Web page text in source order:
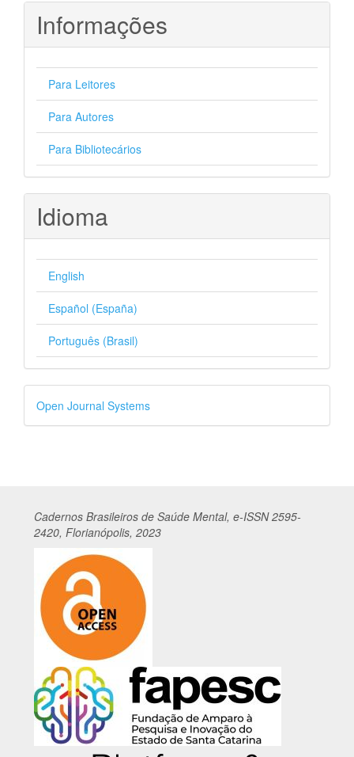
Informações
Para Leitores
Para Autores
Para Bibliotecários
Idioma
English
Español (España)
Português (Brasil)
Desenvolvido
por
Open Journal Systems
Cadernos Brasileiros de Saúde Mental, e-ISSN 2595-
2420, Florianópolis, 2023